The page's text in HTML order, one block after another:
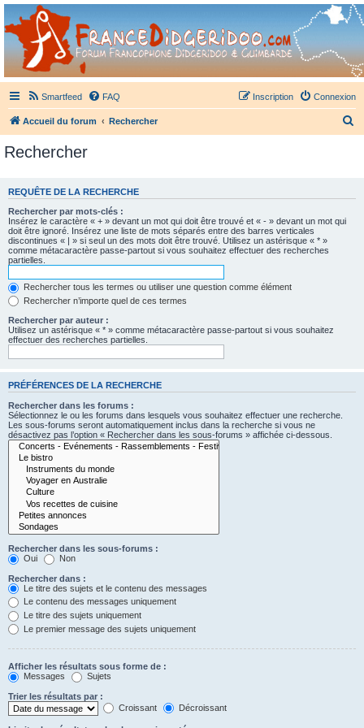
France Didgeridoo
Didgeridoo et Guimbarde sur France Didgeridoo - retrouvez la communauté.
Smartfeed FAQ Connexion
Inscription
Accueil du forum Rechercher
e
Rechercher
REQUÊTE DE LA RECHERCHE
Rechercher par mots-clés :
Insérez le caractère « + » devant un mot qui doit être trouvé et « - » devant un mot qui
doit être ignoré. Insérez une liste de mots séparés entre des barres verticales
discontinues « | » si seul un des mots doit être trouvé. Utilisez un astérisque « * »
comme métacaractère passe-partout si vous souhaitez effectuer des recherches
partielles.
Rechercher tous les termes ou utiliser une question comme élément
Rechercher n’importe quel de ces termes
Rechercher par auteur :
Utilisez un astérisque « * » comme métacaractère passe-partout si vous souhaitez
effectuer des recherches partielles.
PRÉFÉRENCES DE LA RECHERCHE
Rechercher dans les forums :
Sélectionnez le ou les forums dans lesquels vous souhaitez effectuer une recherche.
Les sous-forums seront automatiquement inclus dans la recherche si vous ne
désactivez pas l’option « Rechercher dans les sous-forums » affichée ci-dessous.
Rechercher dans les sous-forums :
Oui
Non
Rechercher dans :
Le titre des sujets et le contenu des messages
Le contenu des messages uniquement
Le titre des sujets uniquement
Le premier message des sujets uniquement
Afficher les résultats sous forme de :
Messages
Sujets
Trier les résultats par :
Croissant
Décroissant